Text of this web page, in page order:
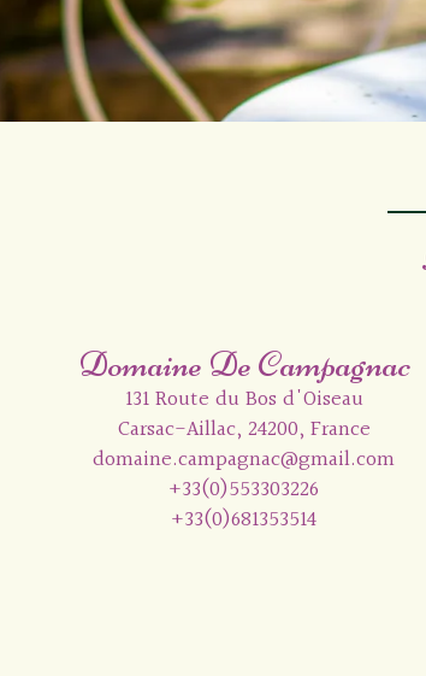
Domaine De Campagnac
131 Route du Bos d'Oiseau
Carsac-Aillac, 24200, France
domaine.campagnac@gmail.com
+33(0)553303226
+33(0)681353514